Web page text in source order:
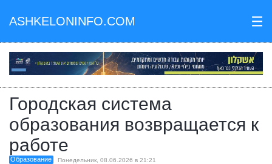
ASHKELONINFO.COM III
Городская система
образования возвращается к
работе
Образование Понедельник, 08.06.2026 в 21:21